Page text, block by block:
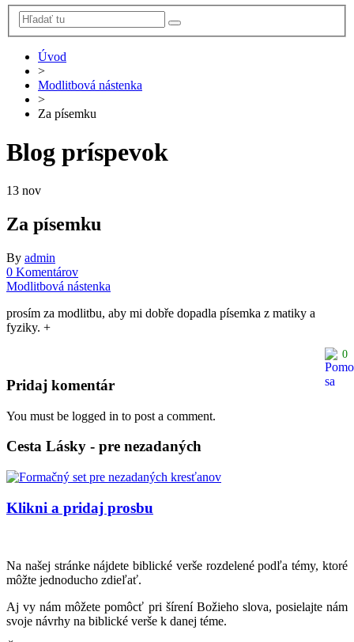
Úvod
>
Modlitbová nástenka
>
Za písemku
Blog príspevok
13 nov
Za písemku
By admin
0 Komentárov
Modlitbová nástenka
prosím za modlitbu, aby mi dobře dopadla písemka z matiky a
fyziky. +
0
Pridaj komentár
You must be logged in to post a comment.
Cesta Lásky - pre nezadaných
Klikni a pridaj prosbu
Na našej stránke nájdete biblické verše rozdelené podľa témy, ktoré
môžte jednoducho zdieľať.
Aj vy nám môžete pomôcť pri šírení Božieho slova, posielajte nám
svoje návrhy na biblické verše k danej téme.